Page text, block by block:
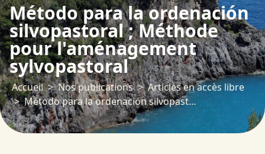
Método para la ordenación
silvopastoral ; Méthode
pour l'aménagement
sylvopastoral
Accueil Nos publications
Articles en accès libre
Método para la ordenación silvopastoral ; Méthode pour l'aménagement sylvopastoral